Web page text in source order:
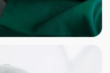
представлено
оборудование.
мы